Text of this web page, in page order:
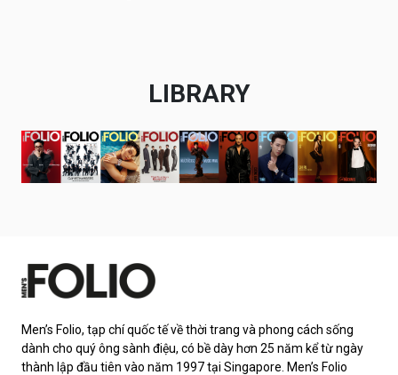
LIBRARY
Men’s Folio, tạp chí quốc tế về thời trang và phong cách sống
dành cho quý ông sành điệu, có bề dày hơn 25 năm kể từ ngày
thành lập đầu tiên vào năm 1997 tại Singapore. Men’s Folio